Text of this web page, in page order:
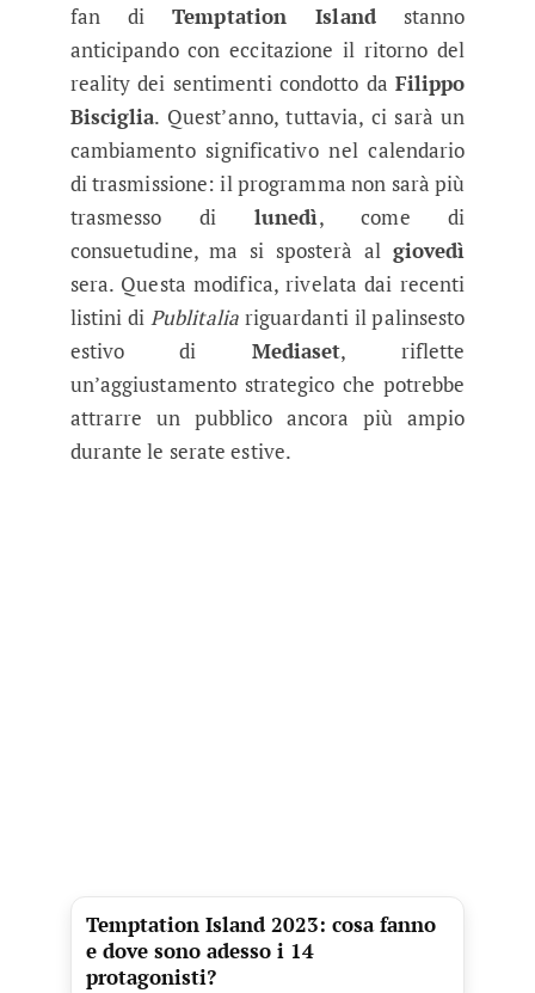
fan diTemptation Islandstanno
anticipando con eccitazione il ritorno del
reality dei sentimenti condotto da Filippo
Bisciglia. Quest’anno, tuttavia, ci sarà un
cambiamento significativo nel calendario
di trasmissione: il programma non sarà più
trasmesso di lunedì, come di
consuetudine, ma si sposterà al giovedì
sera. Questa modifica, rivelata dai recenti
listini di Publitaliariguardanti il palinsesto
estivo di Mediaset, riflette
un’aggiustamento strategico che potrebbe
attrarre un pubblico ancora più ampio
durante le serate estive.
Temptation Island 2023: cosa fanno
e dove sono adesso i 14
protagonisti?